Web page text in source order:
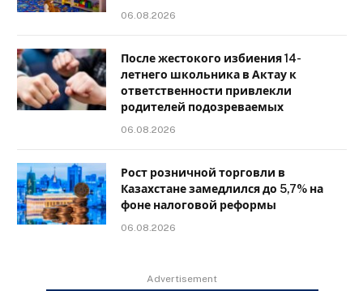
06.08.2026
После жестокого избиения 14-
летнего школьника в Актау к
ответственности привлекли
родителей подозреваемых
06.08.2026
Рост розничной торговли в
Казахстане замедлился до 5,7% на
фоне налоговой реформы
06.08.2026
Advertisement